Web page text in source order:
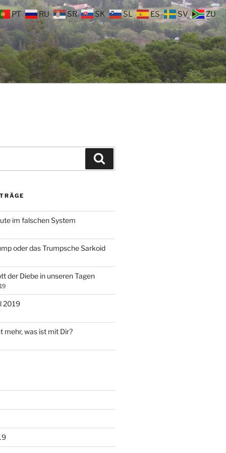
im falschen System
oder das Trumpsche Sarkoid
der Diebe in unseren Tagen
2019
mehr, was ist mit Dir?
PT RU SR SK SL ES SV ZU